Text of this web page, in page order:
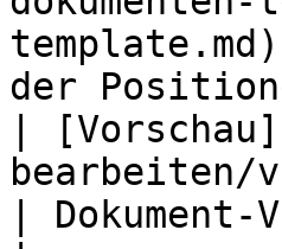
der
|
bearbeiten/
|